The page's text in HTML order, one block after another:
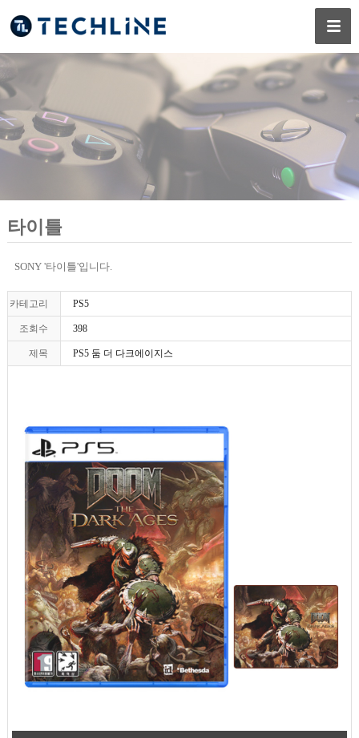
타이틀
SONY '타이틀'입니다.
카테고리 PS5
조회수 398
제목 PS5 둠 더 다크에이지스